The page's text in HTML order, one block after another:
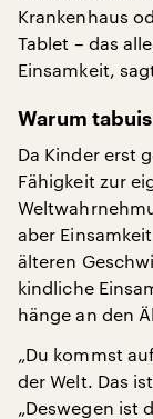
Krankenhaus
Tablet – das
Einsamkeit,
Warum
Da Kinder erst
Fähigkeit zur
aber
älteren
kindliche
hänge an den
„Du kommst
der Welt. Das
„Deswegen ist